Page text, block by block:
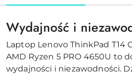
Wydajność i
Laptop Lenovo ThinkPad T14
AMD Ryzen 5 PRO 4650U to
wydajności i niezawodności.